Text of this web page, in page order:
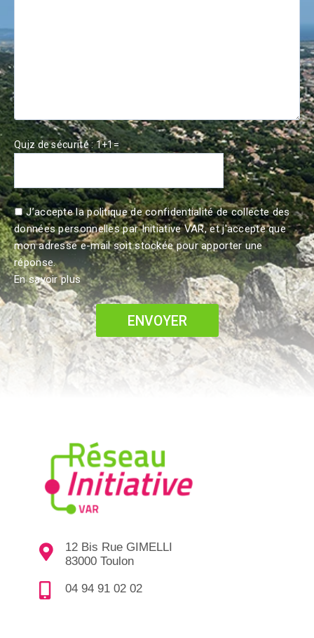
Quiz de sécurité : 1+1=
J’accepte la politique de confidentialité de collecte des
données personnelles par Initiative VAR, et j'accepte que
mon adresse e-mail soit stockée pour apporter une
réponse.
En savoir plus
12 Bis Rue GIMELLI
83000 Toulon
04 94 91 02 02